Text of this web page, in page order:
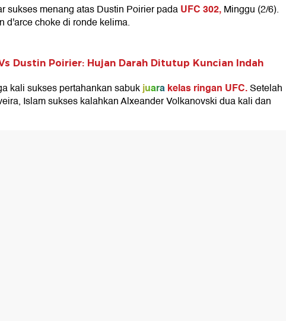
sukses menang atas Dustin Poirier padaUFC 302,Minggu (2/6).
d'arce choke di ronde kelima.
Dustin Poirier: Hujan Darah Ditutup Kuncian Indah
kali sukses pertahankan sabukjuarakelas ringan UFC.Setelah
Islam sukses kalahkan Alxeander Volkanovski dua kali dan